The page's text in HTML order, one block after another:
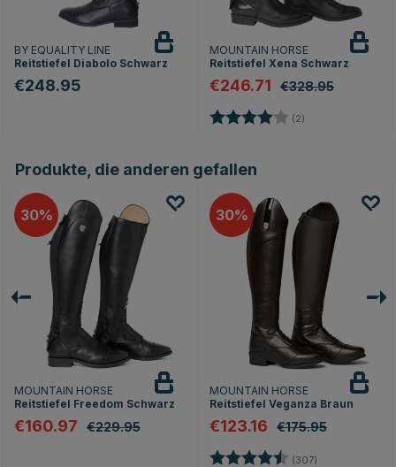
BY EQUALITY LINE
Reitstiefel Diabolo Schwarz
€248.95
MOUNTAIN HORSE
Reitstiefel Xena Schwarz
€246.71 €328.95
Bewertung: (2)
Produkte, die anderen gefallen
30
MOUNTAIN HORSE
Reitstiefel Freedom Schwarz
€160.97 €229.95
30
MOUNTAIN HORSE
Reitstiefel Veganza Braun
€123.16 €175.95
Bewertung: (307)